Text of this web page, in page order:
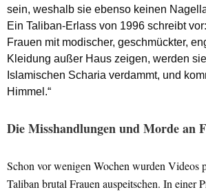
sein, weshalb sie ebenso keinen
Ein Taliban-Erlass von 1996 schreibt
Frauen mit modischer, geschmückter,
Kleidung außer Haus zeigen, werden
Islamischen Scharia verdammt, und
Himmel.“
Die Misshandlungen und Morde an
Schon vor wenigen Wochen wurden Videos
Taliban brutal Frauen auspeitschen. In einer